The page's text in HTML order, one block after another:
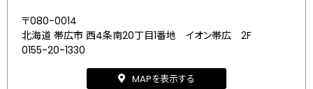
〒080-0014
北海道 帯広市 西4条南20丁目1番地 イオン帯広 2F
0155-20-1330
MAPを表示する